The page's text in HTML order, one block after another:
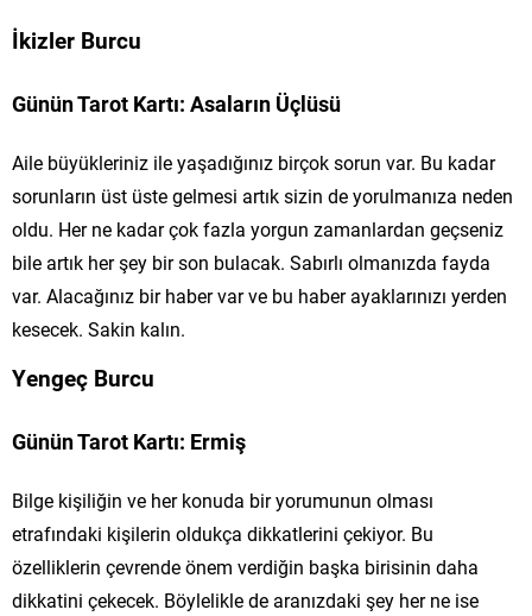
İkizler Burcu
Günün Tarot Kartı: Asaların Üçlüsü
Aile büyükleriniz ile yaşadığınız birçok sorun var. Bu kadar
sorunların üst üste gelmesi artık sizin de yorulmanıza neden
oldu. Her ne kadar çok fazla yorgun zamanlardan geçseniz
bile artık her şey bir son bulacak. Sabırlı olmanızda fayda
var. Alacağınız bir haber var ve bu haber ayaklarınızı yerden
kesecek. Sakin kalın.
Yengeç Burcu
Günün Tarot Kartı: Ermiş
Bilge kişiliğin ve her konuda bir yorumunun olması
etrafındaki kişilerin oldukça dikkatlerini çekiyor. Bu
özelliklerin çevrende önem verdiğin başka birisinin daha
dikkatini çekecek. Böylelikle de aranızdaki şey her ne ise